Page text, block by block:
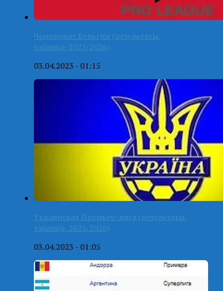
Чемпионат Бельгии (результаты,
таблица-2025/2026)
03.04.2023 - 01:15
Украинская Премьер-лига (результаты,
таблица-2025/2026)
03.04.2023 - 01:05